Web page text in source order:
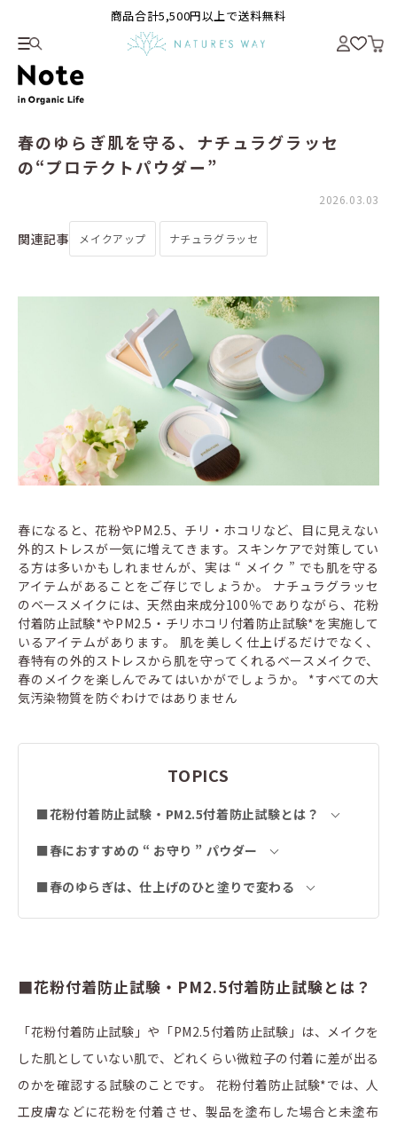
商品合計5,500円以上で送料無料
春のゆらぎ肌を守る、ナチュラグラッセ
の“プロテクトパウダー”
2026.03.03
関連記事 メイクアップ ナチュラグラッセ
春になると、花粉やPM2.5、チリ・ホコリなど、目に見えない
外的ストレスが一気に増えてきます。スキンケアで対策してい
る方は多いかもしれませんが、実は “ メイク ” でも肌を守る
アイテムがあることをご存じでしょうか。 ナチュラグラッセ
のベースメイクには、天然由来成分100％でありながら、花粉
付着防止試験*やPM2.5・チリホコリ付着防止試験*を実施して
いるアイテムがあります。 肌を美しく仕上げるだけでなく、
春特有の外的ストレスから肌を守ってくれるベースメイクで、
春のメイクを楽しんでみてはいかがでしょうか。 *すべての大
気汚染物質を防ぐわけではありません
TOPICS
■花粉付着防止試験・PM2.5付着防止試験とは？
■春におすすめの “ お守り ” パウダー
■春のゆらぎは、仕上げのひと塗りで変わる
■花粉付着防止試験・PM2.5付着防止試験とは？
「花粉付着防止試験」や「PM2.5付着防止試験」は、メイクを
した肌としていない肌で、どれくらい微粒子の付着に差が出る
のかを確認する試験のことです。 花粉付着防止試験*では、人
工皮膚などに花粉を付着させ、製品を塗布した場合と未塗布